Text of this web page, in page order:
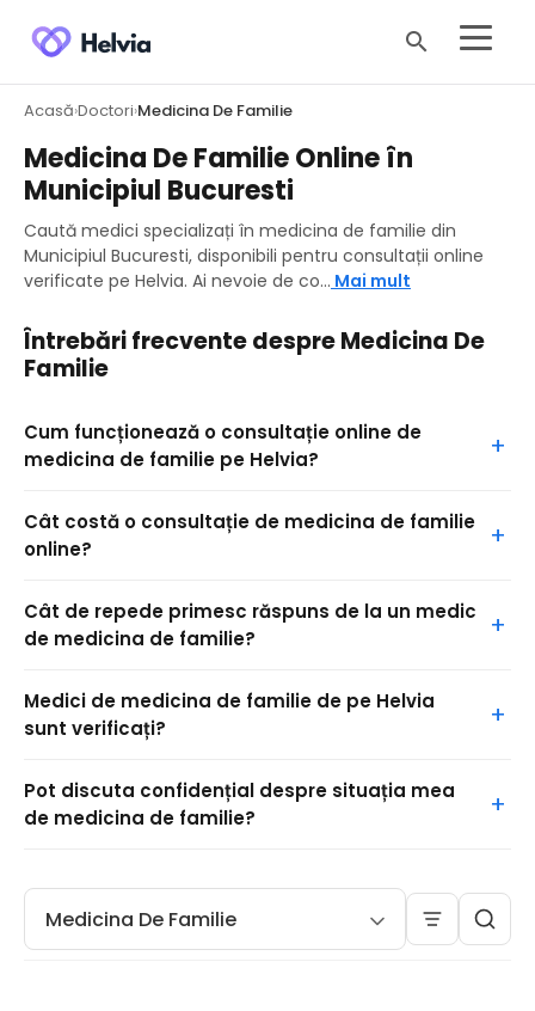
search
Acasă›Doctori›Medicina De Familie
Medicina De Familie Online în
Municipiul Bucuresti
Caută medici specializați în medicina de familie din
Municipiul Bucuresti, disponibili pentru consultații online
verificate pe Helvia. Ai nevoie de co... Mai mult
Întrebări frecvente despre Medicina De
Familie
Cum funcționează o consultație online de
medicina de familie pe Helvia?
Cât costă o consultație de medicina de familie
online?
Cât de repede primesc răspuns de la un medic
de medicina de familie?
Medici de medicina de familie de pe Helvia
sunt verificați?
Pot discuta confidențial despre situația mea
de medicina de familie?
Medicina De Familie